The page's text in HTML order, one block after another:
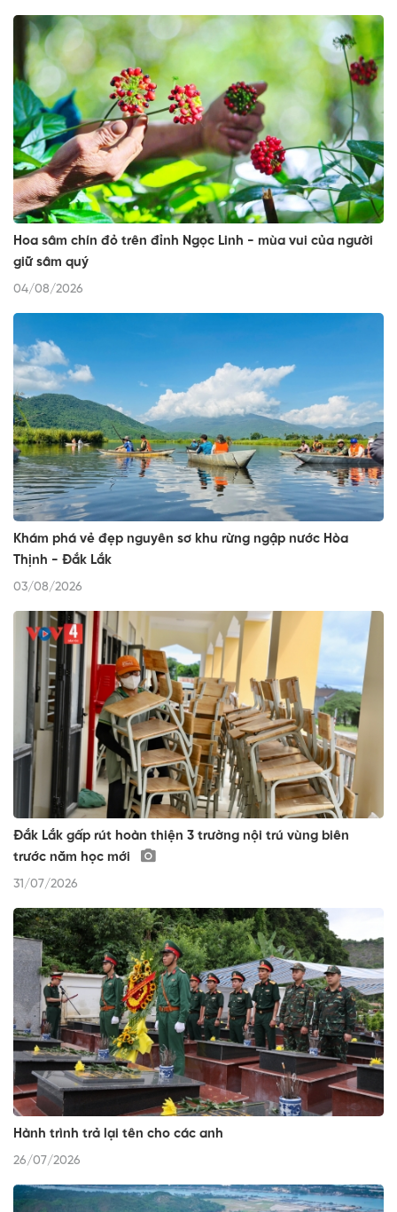
Hoa sâm chín đỏ trên đỉnh Ngọc Linh - mùa vui của người
giữ sâm quý
04/08/2026
Khám phá vẻ đẹp nguyên sơ khu rừng ngập nước Hòa
Thịnh - Đắk Lắk
03/08/2026
Đắk Lắk gấp rút hoàn thiện 3 trường nội trú vùng biên
trước năm học mới
31/07/2026
Hành trình trả lại tên cho các anh
26/07/2026